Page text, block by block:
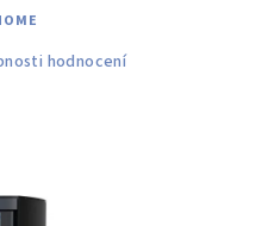
hodnocení